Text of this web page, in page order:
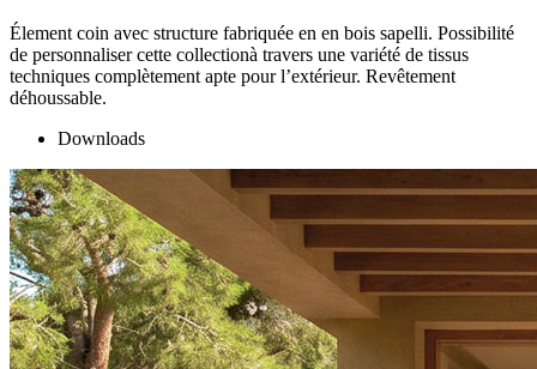
Élement coin avec structure fabriquée en en bois sapelli. Possibilité
de personnaliser cette collectionà travers une variété de tissus
techniques complètement apte pour l’extérieur. Revêtement
déhoussable.
Downloads